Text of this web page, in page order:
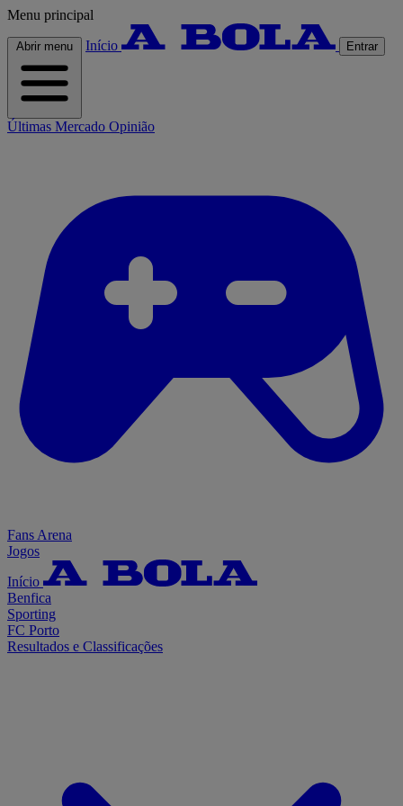
Menu principal
Abrir menu Início Entrar
Últimas Mercado Opinião
Fans Arena
Jogos
Início
Benfica
Sporting
FC Porto
Resultados e Classificações